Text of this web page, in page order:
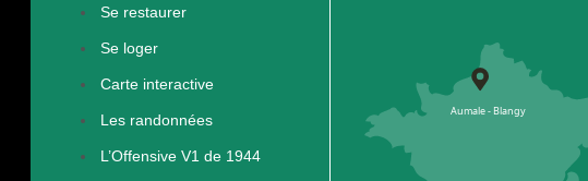
Se restaurer
Se loger
Carte interactive
Les randonnées
L’Offensive V1 de 1944